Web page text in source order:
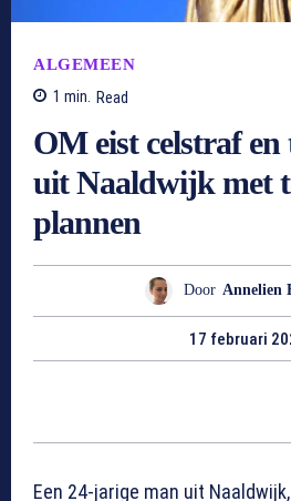
ALGEMEEN
1 min. Read
OM eist celstraf
uit Naaldwijk met
plannen
Door Annelien
17 februari
Een 24-jarige man uit